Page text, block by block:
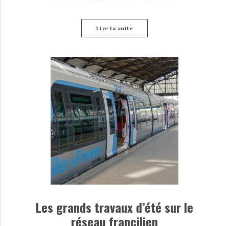
Lire la suite
Les grands travaux d’été sur le
réseau francilien